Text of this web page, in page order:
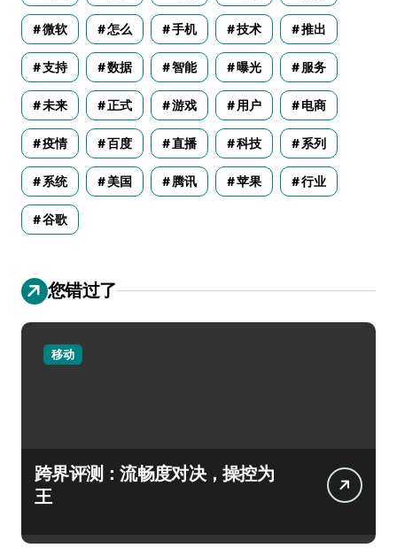
微软 怎么 手机 技术 推出
支持 数据 智能 曝光 服务
未来 正式 游戏 用户 电商
疫情 百度 直播 科技 系列
系统 美国 腾讯 苹果 行业
谷歌
您错过了
移动
跨界评测：流畅度对决，操控为
王